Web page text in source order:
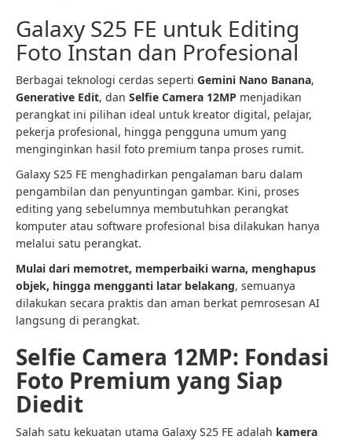
Galaxy S25 FE untuk Editing
Foto Instan dan Profesional
Berbagai teknologi cerdas seperti Gemini Nano Banana,
Generative Edit, dan Selfie Camera 12MP menjadikan
perangkat ini pilihan ideal untuk kreator digital, pelajar,
pekerja profesional, hingga pengguna umum yang
menginginkan hasil foto premium tanpa proses rumit.
Galaxy S25 FE menghadirkan pengalaman baru dalam
pengambilan dan penyuntingan gambar. Kini, proses
editing yang sebelumnya membutuhkan perangkat
komputer atau software profesional bisa dilakukan hanya
melalui satu perangkat.
Mulai dari memotret, memperbaiki warna, menghapus
objek, hingga mengganti latar belakang, semuanya
dilakukan secara praktis dan aman berkat pemrosesan AI
langsung di perangkat.
Selfie Camera 12MP: Fondasi
Foto Premium yang Siap
Diedit
Salah satu kekuatan utama Galaxy S25 FE adalah kamera